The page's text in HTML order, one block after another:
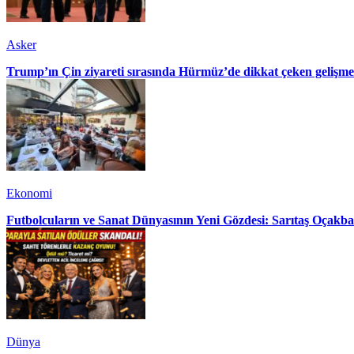
Asker
Trump’ın Çin ziyareti sırasında Hürmüz’de dikkat çeken gelişme
Ekonomi
Futbolcuların ve Sanat Dünyasının Yeni Gözdesi: Sarıtaş
Dünya